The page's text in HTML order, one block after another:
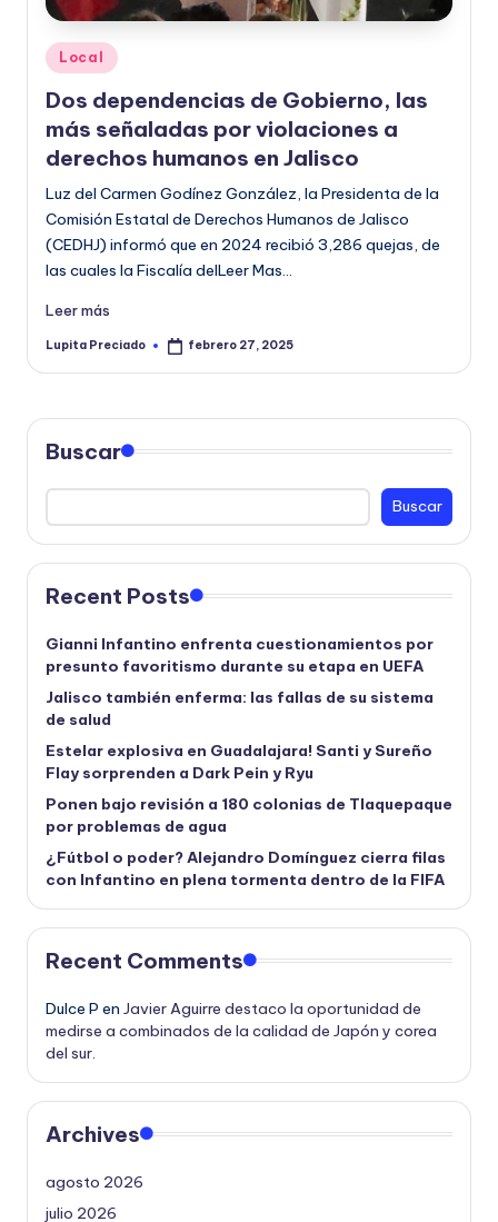
o
r
m
a
ti
v
a
Publicado
en
Local
Dos dependencias de Gobierno, las
más señaladas por violaciones a
derechos humanos en Jalisco
Luz del Carmen Godínez González, la Presidenta de la
Comisión Estatal de Derechos Humanos de Jalisco
(CEDHJ) informó que en 2024 recibió 3,286 quejas, de
las cuales la Fiscalía delLeer Mas…
Leer más
Publicado
Lupita Preciado febrero 27, 2025
Buscar
Buscar
Recent Posts
Gianni Infantino enfrenta cuestionamientos por
presunto favoritismo durante su etapa en UEFA
Jalisco también enferma: las fallas de su sistema
de salud
Estelar explosiva en Guadalajara! Santi y Sureño
Flay sorprenden a Dark Pein y Ryu
Ponen bajo revisión a 180 colonias de Tlaquepaque
por problemas de agua
¿Fútbol o poder? Alejandro Domínguez cierra filas
con Infantino en plena tormenta dentro de la FIFA
Recent Comments
Dulce P en Javier Aguirre destaco la oportunidad de
medirse a combinados de la calidad de Japón y corea
del sur.
Archives
agosto 2026
julio 2026